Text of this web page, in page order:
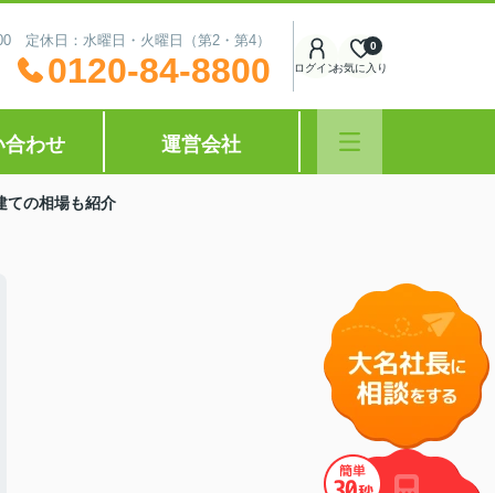
定休日：水曜日・火曜日（第2・第4）
0120-84-8800 ログインお気に入り
0
合わせ 運営会社
ての相場も紹介